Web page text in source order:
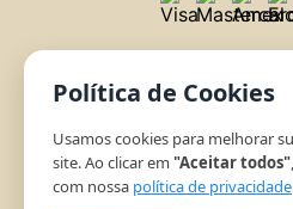
CENTRAL DE
Fale
ou por e-
Se preferir, envie no
Política de Cookies
Usamos cookies para melhorar
site. Ao clicar em "Aceitar todos"
com nossa política de privacidade